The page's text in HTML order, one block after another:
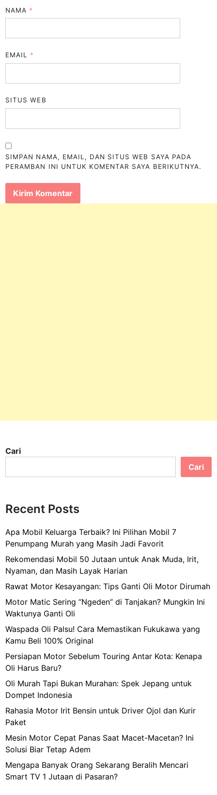
NAMA *
EMAIL *
SITUS WEB
SIMPAN NAMA, EMAIL, DAN SITUS WEB SAYA PADA
PERAMBAN INI UNTUK KOMENTAR SAYA BERIKUTNYA.
Cari
Cari
Recent Posts
Apa Mobil Keluarga Terbaik? Ini Pilihan Mobil 7
Penumpang Murah yang Masih Jadi Favorit
Rekomendasi Mobil 50 Jutaan untuk Anak Muda, Irit,
Nyaman, dan Masih Layak Harian
Rawat Motor Kesayangan: Tips Ganti Oli Motor Dirumah
Motor Matic Sering “Ngeden” di Tanjakan? Mungkin Ini
Waktunya Ganti Oli
Waspada Oli Palsu! Cara Memastikan Fukukawa yang
Kamu Beli 100% Original
Persiapan Motor Sebelum Touring Antar Kota: Kenapa
Oli Harus Baru?
Oli Murah Tapi Bukan Murahan: Spek Jepang untuk
Dompet Indonesia
Rahasia Motor Irit Bensin untuk Driver Ojol dan Kurir
Paket
Mesin Motor Cepat Panas Saat Macet-Macetan? Ini
Solusi Biar Tetap Adem
Mengapa Banyak Orang Sekarang Beralih Mencari
Smart TV 1 Jutaan di Pasaran?